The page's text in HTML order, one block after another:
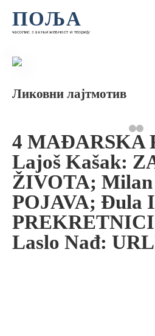
ПОЉА
часопис за књижевност и теорију
Ликовни лајтмотив
4 MAĐARSKA
Lajoš Kašak:
ŽIVOTA; Milan
POJAVA; Đula
Laslo Nađ: